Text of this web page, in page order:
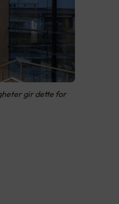
gir dette for